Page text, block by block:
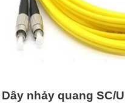
Dây nhảy quang SC/